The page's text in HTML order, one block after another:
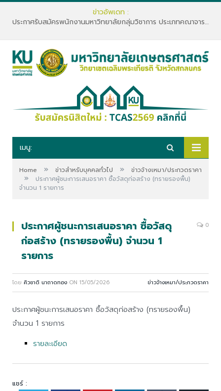
ข่าวอัพเดท :
ประกาศรับสมัครพนักงานมหาวิทยาลัยกลุ่มวิชาการ ประเภทคณาจารย์ประจำ คณะทรัพยากรธรรมชาติและอุตสาหกรรมเกษตร สังกัดภาควิชาเกษตรและทรัพยากร
เมนู:
Home » ข่าวสำหรับบุคคลทั่วไป » ข่าวจ้างเหมา/ประกวดราคา
»
ประกาศผู้ชนะการเสนอราคา ซื้อวัสดุก่อสร้าง (ทรายรองพื้น)
จำนวน 1 รายการ
ประกาศผู้ชนะการเสนอราคา ซื้อวัสดุ
ก่อสร้าง (ทรายรองพื้น) จำนวน 1
รายการ
0
โดย ศิวชาติ นาถาดทอง ON 15/05/2026 ข่าวจ้างเหมา/ประกวดราคา
ประกาศผู้ชนะการเสนอราคา ซื้อวัสดุก่อสร้าง (ทรายรองพื้น)
จำนวน 1 รายการ
รายละเอียด
แชร์ :